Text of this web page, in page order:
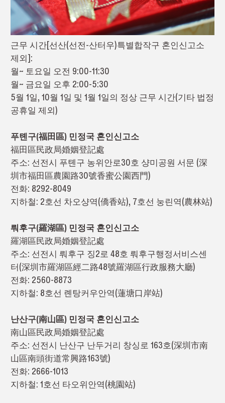
근무 시간[선산(선전-산터우)특별합작구 혼인신고소
제외]:
월~ 토요일 오전 9:00-11:30
월~ 금요일 오후 2:00-5:30
5월 1일, 10월 1일 및 1월 1일의 정상 근무 시간(기타 법정
공휴일 제외)
푸톈구(福田區) 민정국 혼인신고소
福田區民政局婚姻登記處
주소: 선전시 푸톈구 농위안로30호 샹미공원 서문 (深
圳市福田區農園路30號香蜜公園西門)
전화: 8292-8049
지하철: 2호선 차오샹역(僑香站), 7호선 눙린역(農林站)
뤄후구(羅湖區) 민정국 혼인신고소
羅湖區民政局婚姻登記處
주소: 선전시 뤄후구 징2로 48호 뤄후구행정서비스센
터(深圳市羅湖區經二路48號羅湖區行政服務大廳)
전화: 2560-8873
지하철: 8호선 롄탕커우안역(蓮塘口岸站)
난산구(南山區) 민정국 혼인신고소
南山區民政局婚姻登記處
주소: 선전시 난산구 난두거리 창싱로 163호(深圳市南
山區南頭街道常興路163號)
전화: 2666-1013
지하철: 1호선 타오위안역(桃園站)